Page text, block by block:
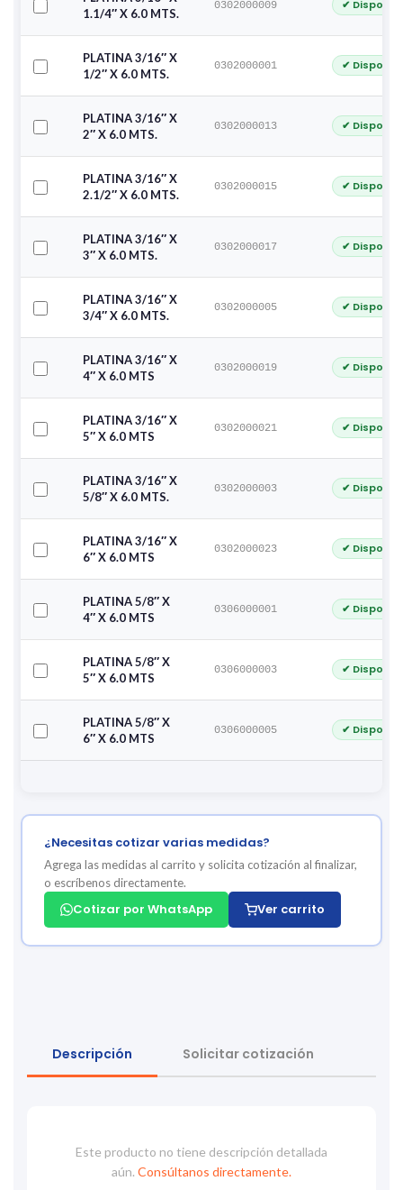
1.1/4″ X 6.0 MTS.
0302000009 ✔
PLATINA 3/16″ X
1/2″ X 6.0 MTS.
0302000001 ✔
PLATINA 3/16″ X
2″ X 6.0 MTS.
0302000013 ✔
PLATINA 3/16″ X
2.1/2″ X 6.0 MTS.
0302000015 ✔
PLATINA 3/16″ X
3″ X 6.0 MTS.
0302000017 ✔
PLATINA 3/16″ X
3/4″ X 6.0 MTS.
0302000005 ✔
PLATINA 3/16″ X
4″ X 6.0 MTS
0302000019 ✔
PLATINA 3/16″ X
5″ X 6.0 MTS
0302000021 ✔
PLATINA 3/16″ X
5/8″ X 6.0 MTS.
0302000003 ✔
PLATINA 3/16″ X
6″ X 6.0 MTS
0302000023 ✔
PLATINA 5/8″ X
4″ X 6.0 MTS
0306000001 ✔
PLATINA 5/8″ X
5″ X 6.0 MTS
0306000003 ✔
PLATINA 5/8″ X
6″ X 6.0 MTS
0306000005 ✔
¿Necesitas cotizar varias medidas?
Agrega las medidas al carrito y solicita cotización al finalizar,
o escríbenos directamente.
Cotizar por WhatsApp Ver carrito
Descripción Solicitar cotización
Este producto no tiene descripción detallada
aún. Consúltanos directamente.